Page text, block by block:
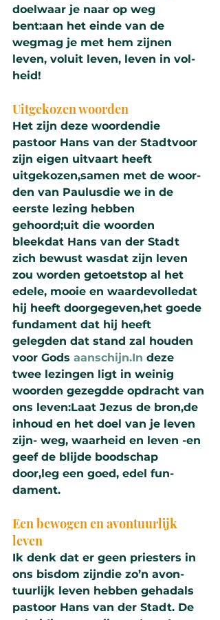
doelwaar je naar op weg
bent:aan het einde van de
wegmag je met hem zijnen
leven, voluit leven, leven in vol­
heid!
Uitgekozen woor­den
Het zijn deze woor­dendie
pastoor Hans van der Stadtvoor
zijn eigen uit­vaart heeft
uitgekozen,samen met de woor­
den van Paulusdie we in de
eerste lezing hebben
gehoord;uit die woor­den
bleekdat Hans van der Stadt
zich bewust wasdat zijn leven
zou wor­den getoetstop al het
edele, mooie en waarde­volledat
hij heeft doorge­ge­ven,het goede
fun­dament dat hij heeft
gelegden dat stand zal hou­den
voor Gods aanschijn.In deze
twee lezingen ligt in weinig
woor­den gezegdde opdracht van
ons leven:Laat Jezus de bron,de
inhoud en het doel van je leven
zijn- weg, waar­heid en leven -en
geef de blijde bood­schap
door,leg een goed, edel fun­
dament.
Een bewogen en avon­tuur­lijk
leven
Ik denk dat er geen pries­ters in
ons bisdom zijndie zo’n avon­
tuur­lijk leven hebben gehadals
pastoor Hans van der Stadt. De